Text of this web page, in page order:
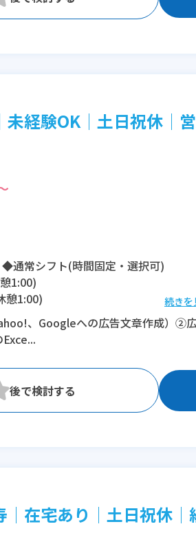
経験OK│土日祝休│
◆通常シフト(時間固定・選択可)
1:00)
憩1:00)
間程度/月
続きを
、Googleへの広告文章作成）②広
│在宅あり│土日祝休│